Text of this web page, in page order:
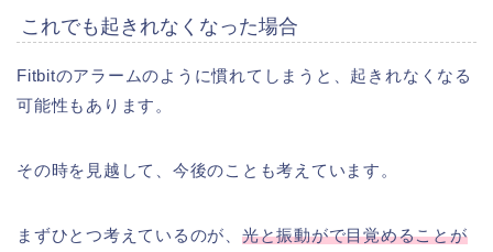
これでも起きれなくなった場合
Fitbitのアラームのように慣れてしまうと、起きれなくなる
可能性もあります。
その時を見越して、今後のことも考えています。
まずひとつ考えているのが、 光と振動がで目覚めることが